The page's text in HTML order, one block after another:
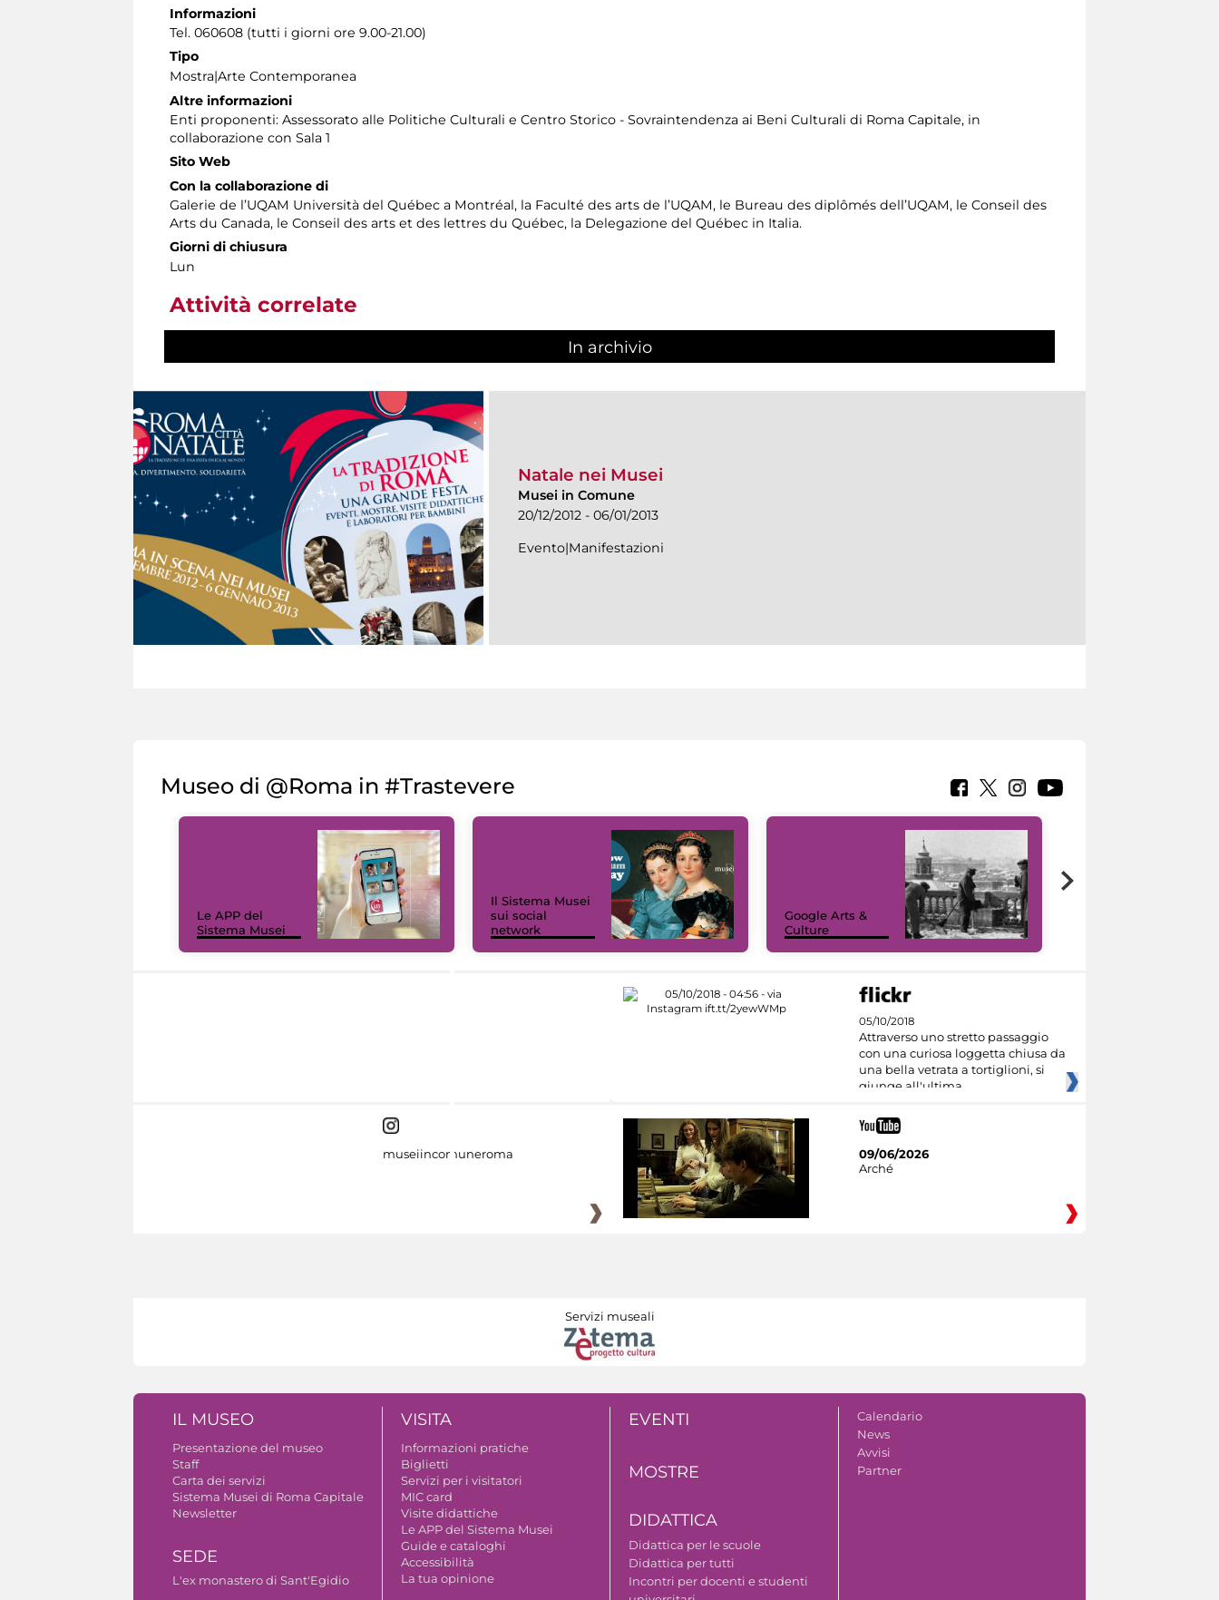
Informazioni
Tel. 060608 (tutti i giorni ore 9.00-21.00)
Tipo
Mostra|Arte Contemporanea
Altre informazioni
Enti proponenti: Assessorato alle Politiche Culturali e Centro Storico - Sovraintendenza ai Beni Culturali di Roma Capitale, in
collaborazione con Sala 1
Sito Web
Con la collaborazione di
Galerie de l’UQAM Università del Québec a Montréal, la Faculté des arts de l’UQAM, le Bureau des diplômés dell’UQAM, le Conseil des
Arts du Canada, le Conseil des arts et des lettres du Québec, la Delegazione del Québec in Italia.
Giorni di chiusura
Lun
Attività correlate
In archivio
Natale nei Musei
Musei in Comune
20/12/2012 - 06/01/2013
Evento|Manifestazioni
Museo di @Roma in #Trastevere
Le APP del
Sistema Musei
Il Sistema Musei
sui social
network
Google Arts &
Culture
05/10/2018
Attraverso uno stretto passaggio
con una curiosa loggetta chiusa da
una bella vetrata a tortiglioni, si
giunge all'ultima
museiincomuneroma
09/06/2026
Arché
Servizi museali
IL MUSEO
Presentazione del museo
Staff
Carta dei servizi
Sistema Musei di Roma Capitale
Newsletter
SEDE
L'ex monastero di Sant'Egidio
VISITA
Informazioni pratiche
Biglietti
Servizi per i visitatori
MIC card
Visite didattiche
Le APP del Sistema Musei
Guide e cataloghi
Accessibilità
La tua opinione
EVENTI
MOSTRE
DIDATTICA
Didattica per le scuole
Didattica per tutti
Incontri per docenti e studenti
Calendario
News
Avvisi
Partner